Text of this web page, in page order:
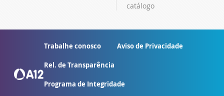
catálogo
Trabalhe conosco Aviso de Privacidade
Rel. de Transparência
Programa de Integridade